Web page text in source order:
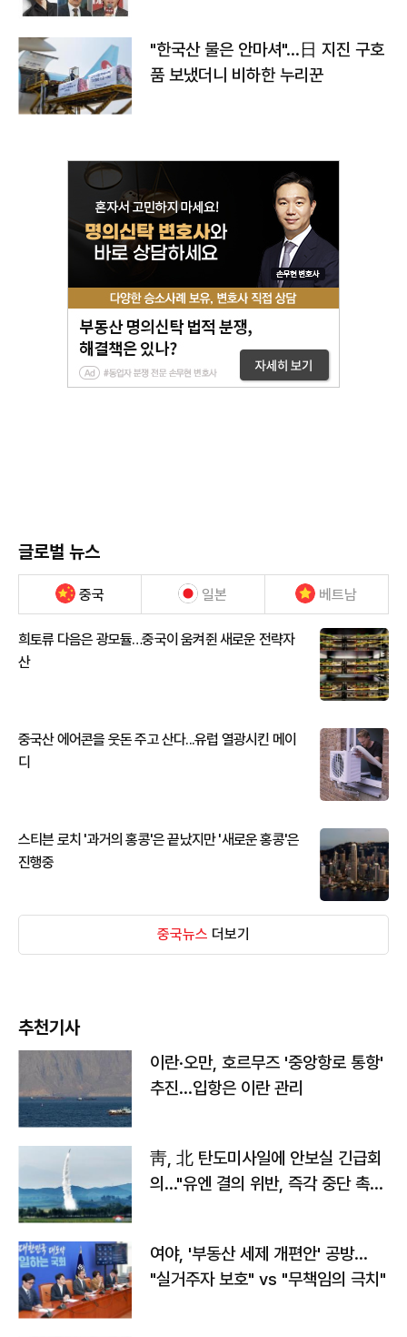
"한국산 물은 안마셔"…日 지진 구호
품 보냈더니 비하한 누리꾼
글로벌 뉴스
중국 일본 베트남
희토류 다음은 광모듈…중국이 움켜쥔 새로운 전략자
산
중국산 에어콘을 웃돈 주고 산다...유럽 열광시킨 메이
디
스티븐 로치 '과거의 홍콩'은 끝났지만 '새로운 홍콩'은
진행중
중국뉴스 더보기
추천기사
이란·오만, 호르무즈 '중앙항로 통항'
추진…입항은 이란 관리
靑, 北 탄도미사일에 안보실 긴급회
의…"유엔 결의 위반, 즉각 중단 촉
여야, '부동산 세제 개편안' 공방…
"실거주자 보호" vs "무책임의 극치"